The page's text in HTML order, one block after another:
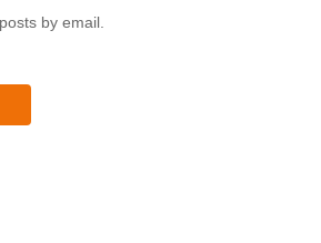
by email.